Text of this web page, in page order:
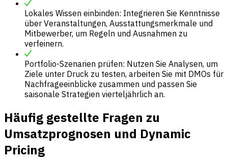
Lokales Wissen einbinden: Integrieren Sie Kenntnisse
über Veranstaltungen, Ausstattungsmerkmale und
Mitbewerber, um Regeln und Ausnahmen zu
verfeinern.
Portfolio-Szenarien prüfen: Nutzen Sie Analysen, um
Ziele unter Druck zu testen, arbeiten Sie mit DMOs für
Nachfrageeinblicke zusammen und passen Sie
saisonale Strategien vierteljährlich an.
Häufig gestellte Fragen zu
Umsatzprognosen und Dynamic
Pricing